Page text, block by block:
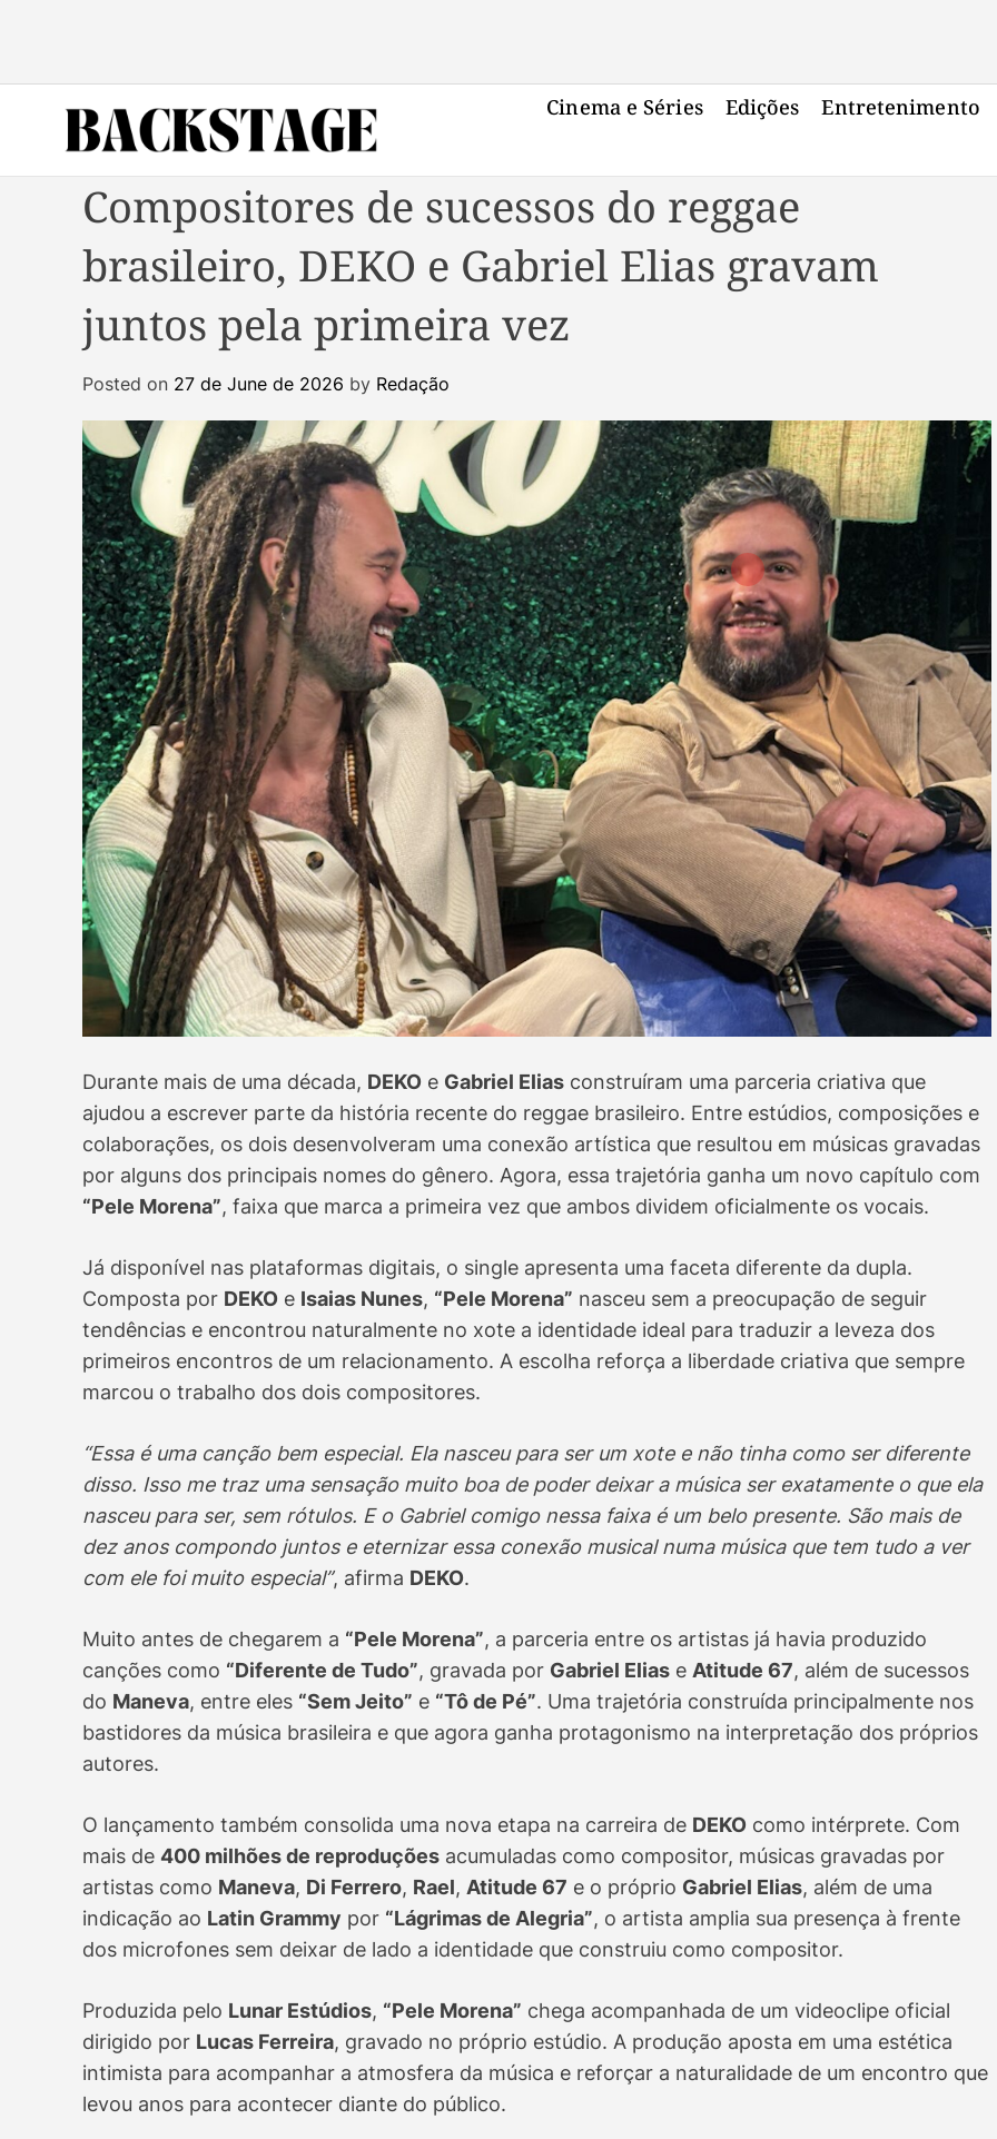
c
Cinema e Séries Edições Entretenimento
Compositores de sucessos do reggae
brasileiro, DEKO e Gabriel Elias gravam
juntos pela primeira vez
Posted on 27 de June de 2026 by Redação
Durante mais de uma década, DEKO e Gabriel Elias construíram uma parceria criativa que
ajudou a escrever parte da história recente do reggae brasileiro. Entre estúdios, composições e
colaborações, os dois desenvolveram uma conexão artística que resultou em músicas gravadas
por alguns dos principais nomes do gênero. Agora, essa trajetória ganha um novo capítulo com
“Pele Morena”, faixa que marca a primeira vez que ambos dividem oficialmente os vocais.
Já disponível nas plataformas digitais, o single apresenta uma faceta diferente da dupla.
Composta por DEKO e Isaias Nunes, “Pele Morena” nasceu sem a preocupação de seguir
tendências e encontrou naturalmente no xote a identidade ideal para traduzir a leveza dos
primeiros encontros de um relacionamento. A escolha reforça a liberdade criativa que sempre
marcou o trabalho dos dois compositores.
“Essa é uma canção bem especial. Ela nasceu para ser um xote e não tinha como ser diferente
disso. Isso me traz uma sensação muito boa de poder deixar a música ser exatamente o que ela
nasceu para ser, sem rótulos. E o Gabriel comigo nessa faixa é um belo presente. São mais de
dez anos compondo juntos e eternizar essa conexão musical numa música que tem tudo a ver
com ele foi muito especial”, afirma DEKO.
Muito antes de chegarem a “Pele Morena”, a parceria entre os artistas já havia produzido
canções como “Diferente de Tudo”, gravada por Gabriel Elias e Atitude 67, além de sucessos
do Maneva, entre eles “Sem Jeito” e “Tô de Pé”. Uma trajetória construída principalmente nos
bastidores da música brasileira e que agora ganha protagonismo na interpretação dos próprios
autores.
O lançamento também consolida uma nova etapa na carreira de DEKO como intérprete. Com
mais de 400 milhões de reproduções acumuladas como compositor, músicas gravadas por
artistas como Maneva, Di Ferrero, Rael, Atitude 67 e o próprio Gabriel Elias, além de uma
indicação ao Latin Grammy por “Lágrimas de Alegria”, o artista amplia sua presença à frente
dos microfones sem deixar de lado a identidade que construiu como compositor.
Produzida pelo Lunar Estúdios, “Pele Morena” chega acompanhada de um videoclipe oficial
dirigido por Lucas Ferreira, gravado no próprio estúdio. A produção aposta em uma estética
intimista para acompanhar a atmosfera da música e reforçar a naturalidade de um encontro que
levou anos para acontecer diante do público.